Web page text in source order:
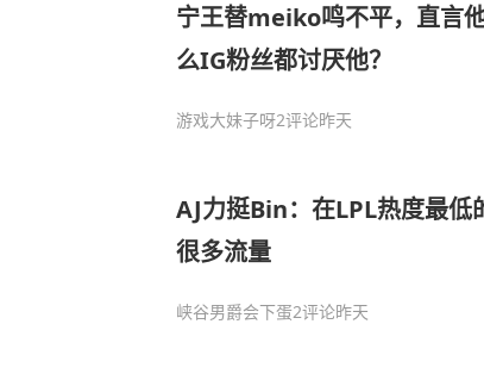
宁王替meiko鸣不平，直言
么IG粉丝都讨厌他？
游戏大妹子呀2评论昨天
AJ力挺Bin：在LPL热度最低
很多流量
峡谷男爵会下蛋2评论昨天